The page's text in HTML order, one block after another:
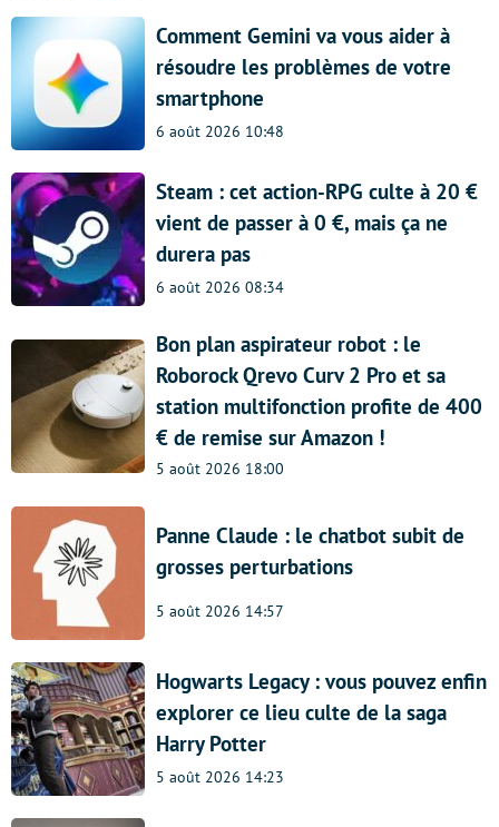
Comment Gemini va vous aider à
résoudre les problèmes de votre
smartphone
6 août 2026 10:48
Steam : cet action-RPG culte à 20 €
vient de passer à 0 €, mais ça ne
durera pas
6 août 2026 08:34
Bon plan aspirateur robot : le
Roborock Qrevo Curv 2 Pro et sa
station multifonction profite de 400
€ de remise sur Amazon !
5 août 2026 18:00
Panne Claude : le chatbot subit de
grosses perturbations
5 août 2026 14:57
Hogwarts Legacy : vous pouvez enfin
explorer ce lieu culte de la saga
Harry Potter
5 août 2026 14:23